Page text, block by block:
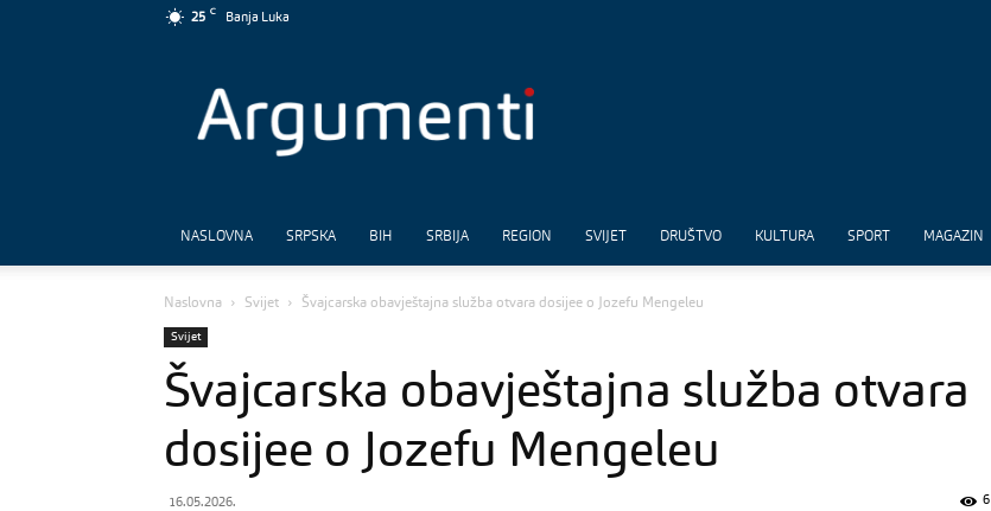
25
C
Banja Luka
NASLOVNA SRPSKA BIH SRBIJA REGION SVIJET DRUŠTVO KULTURA SPORT MAGAZIN
Naslovna Svijet Švajcarska obavještajna služba otvara dosijee o Jozefu Mengeleu
Svijet
Švajcarska obavještajna služba otvara
dosijee o Jozefu Mengeleu
16.05.2026. 6